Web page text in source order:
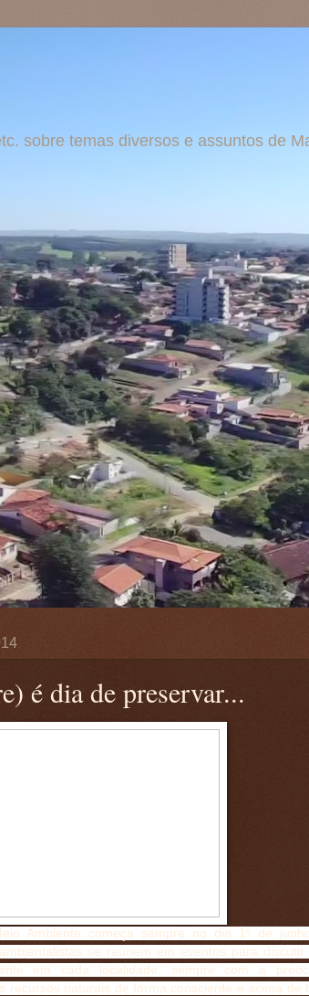
sobre temas diversos e assuntos de
é dia de preservar...
Ambiente começa sempre no dia 1º de
se reúnem em eventos para discutir
em cada localidade, sempre com a
recursos naturais de forma consciente e acima de